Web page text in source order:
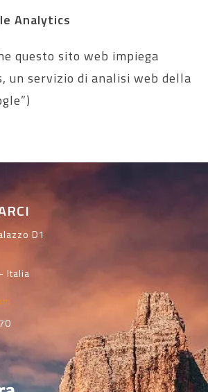
Analytics
questo sito web impiega
un servizio di analisi web della
D1
Italia